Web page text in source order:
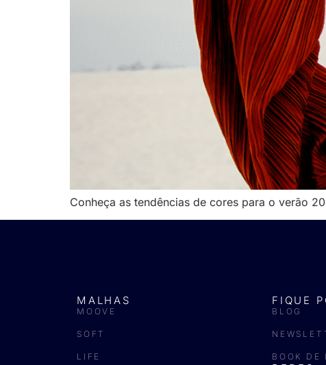
Conheça as tendências de cores para o verão
MALHAS
MOOVE
SOFT
LIFE
FIQUE
BLOG
BOOK DE